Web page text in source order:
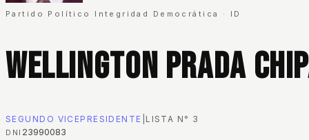
Partido Político Integridad Democrática · ID
Wellington Prada
SEGUNDO VICEPRESIDENTE LISTA N° 3
DNI 23990083